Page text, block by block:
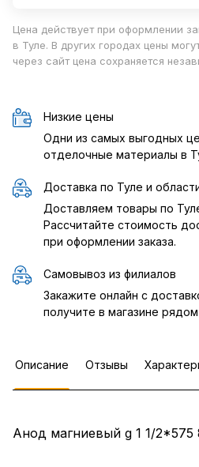
Цена действует при оформлении
в Туле. В других городах цены
через сайт цена сохраняется
Низкие цены
Одни из самых выгодных
отделочные материалы в
Доставка по Туле и
Доставляем товары по
Рассчитайте стоимость
при оформлении заказа.
Самовывоз из филиалов
Закажите онлайн с
получите в магазине
Описание Отзывы
Анод магниевый g 1 1/2*575